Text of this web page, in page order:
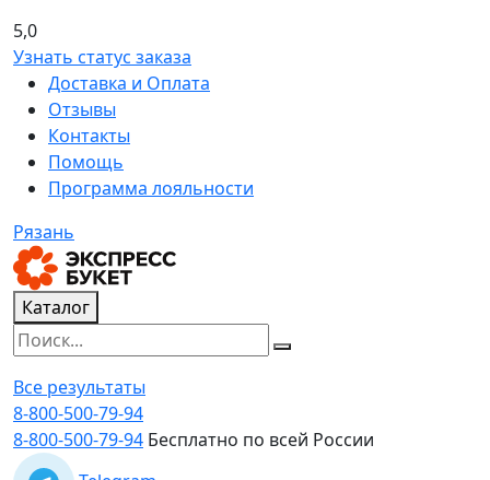
5,0
Узнать статус заказа
Доставка и Оплата
Отзывы
Контакты
Помощь
Программа лояльности
Рязань
Каталог
Все результаты
8-800-500-79-94
8-800-500-79-94 Бесплатно по всей России